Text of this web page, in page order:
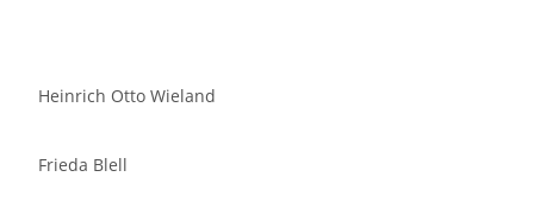
Heinrich Otto Wieland
Frieda Blell